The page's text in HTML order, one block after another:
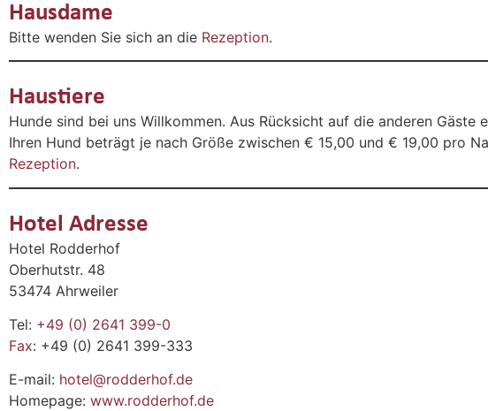
Hausdame
Bitte wenden Sie sich an die Rezeption.
Haustiere
Hunde sind bei uns Willkommen. Aus Rücksicht auf die anderen Gäste
Ihren Hund beträgt je nach Größe zwischen € 15,00 und € 19,00 pro
Rezeption.
Hotel Adresse
Hotel Rodderhof
Oberhutstr. 48
53474 Ahrweiler
Tel: +49 (0) 2641 399-0
Fax: +49 (0) 2641 399-333
E-mail: hotel@rodderhof.de
Homepage: www.rodderhof.de